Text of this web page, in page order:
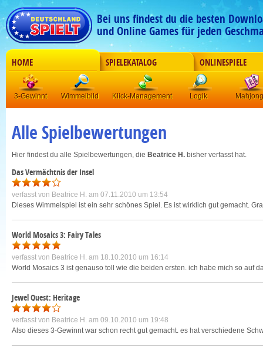
Bei uns findest du die besten
und Online Games für jeden
HOME SPIELEKATALOG ONLINESPIELE
3-Gewinnt Wimmelbild Klick-Management Logik Mahjong
Alle Spielbewertungen
Hier findest du alle Spielbewertungen, die Beatrice H. bisher verfasst hat.
Das Vermächtnis der Insel
verfasst von Beatrice H. am 07.11.2010 um 13:54
Dieses Wimmelspiel ist ein sehr schönes Spiel. Es ist wirklich gut gemacht.
World Mosaics 3: Fairy Tales
verfasst von Beatrice H. am 18.10.2010 um 16:14
World Mosaics 3 ist genauso toll wie die beiden ersten. ich habe mich so auf
Jewel Quest: Heritage
verfasst von Beatrice H. am 09.10.2010 um 19:48
Also dieses 3-Gewinnt war schon recht gut gemacht. es hat verschiedene